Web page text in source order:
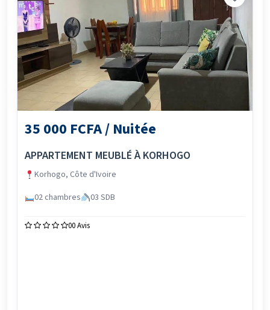
35 000 FCFA / Nuitée
APPARTEMENT MEUBLÉ À KORHOGO
Korhogo, Côte d'Ivoire
02 chambres
03 SDB
00 Avis